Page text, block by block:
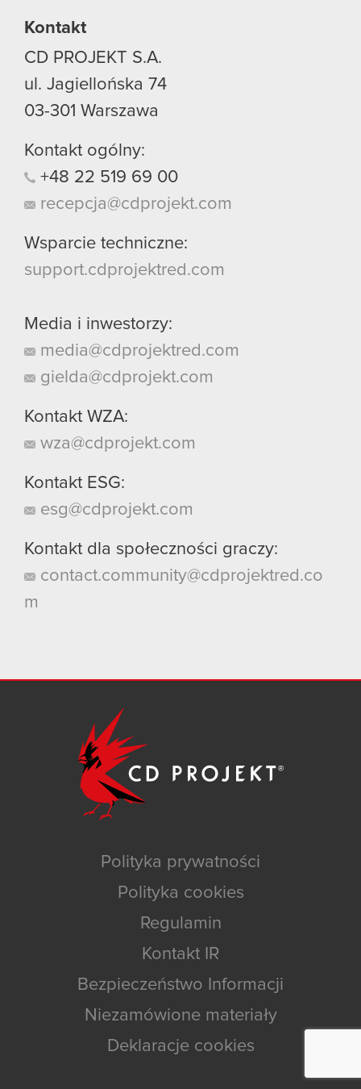
Kontakt
CD PROJEKT S.A.
ul. Jagiellońska 74
03-301 Warszawa
Kontakt ogólny:
+48 22 519 69 00
recepcja@cdprojekt.com
Wsparcie techniczne:
support.cdprojektred.com
Media i inwestorzy:
media@cdprojektred.com
gielda@cdprojekt.com
Kontakt WZA:
wza@cdprojekt.com
Kontakt ESG:
esg@cdprojekt.com
Kontakt dla społeczności graczy:
contact.community@cdprojektred.co
m
Polityka prywatności
Polityka cookies
Regulamin
Kontakt IR
Bezpieczeństwo Informacji
Niezamówione materiały
Deklaracje cookies